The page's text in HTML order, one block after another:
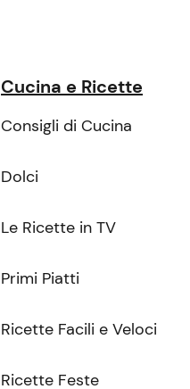
Cucina e Ricette
Consigli di Cucina
Dolci
Le Ricette in TV
Primi Piatti
Ricette Facili e Veloci
Ricette Feste